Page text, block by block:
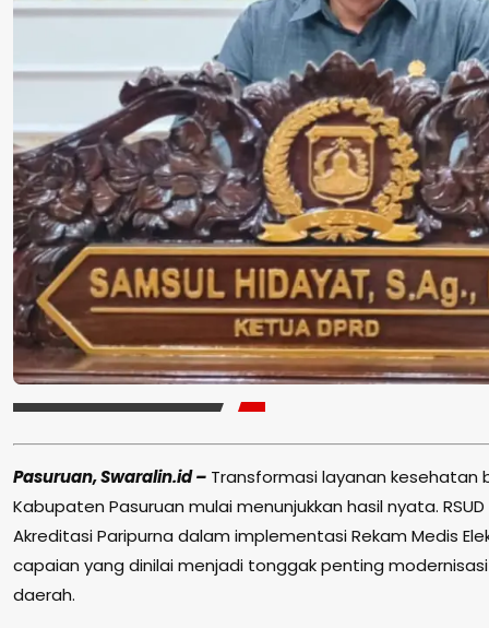
Pasuruan, Swaralin.id – Transformasi layanan kesehatan
Kabupaten Pasuruan mulai menunjukkan hasil nyata.
Akreditasi Paripurna dalam implementasi Rekam Medis
capaian yang dinilai menjadi tonggak penting
daerah.